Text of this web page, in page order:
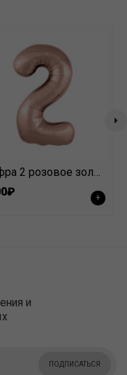
Цифра 2 розовое золото
+
и
ПОДПИСАТЬСЯ